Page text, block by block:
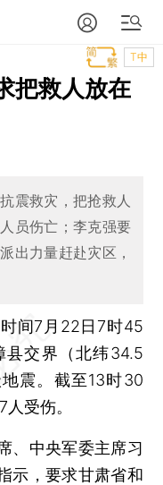
T中
把救人放在
震救灾，把抢救人
员伤亡；李克强要
出力量赶赴灾区，
间7月22日7时45
县交界（北纬34.5
震。截至13时30
受伤。
中央军委主席习
示，要求甘肃省和